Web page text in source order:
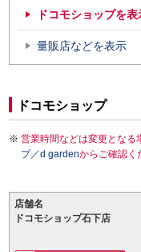
ドコモショップを表
量販店などを表示
ドコモショップ
営業時間などは変更となる
プ／d gardenからご確認く
店舗名
ドコモショップ石下店